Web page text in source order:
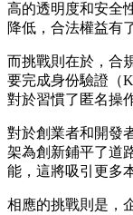
高的透明度和安全
降低，合法權益有
而挑戰則在於 ，合
要完成身份驗證（
對於習慣了匿名操
對於創業者和開發
架為創新鋪平了道
能，這將吸引更多
相應的挑戰則是 ，